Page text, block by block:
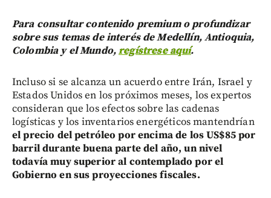
Para consultar contenido premium o profundizar
sobre sus temas de interés de Medellín, Antioquia,
Colombia y el Mundo,regístrese aquí.
Incluso si se alcanza un acuerdo entre Irán, Israel y
Estados Unidos en los próximos meses, los expertos
consideran que los efectos sobre las cadenas
logísticas y los inventarios energéticos mantendrían
el precio del petróleo por encima de los US$85 por
barril durante buena parte del año, un nivel
todavía muy superior al contemplado por el
Gobierno en sus proyecciones fiscales.